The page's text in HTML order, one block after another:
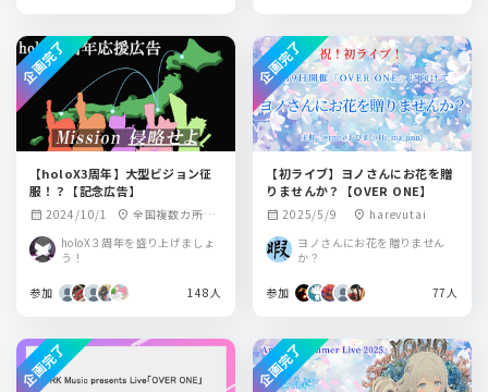
【holoX3周年】大型ビジョン征
服！？【記念広告】
calendar_month 2024/10/1 location_on 全国複数カ所目
holoX３周年を盛り上げましょ
う！
参加 148人
企画完了
【初ライブ】ヨノさんにお花を贈
りませんか？【OVER ONE】
calendar_month 2025/5/9 location_on harevutai
ヨノさんにお花を贈りません
か？
参加 77人
企画完了
企画完了 企画完了